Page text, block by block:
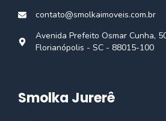
contato@smolkaimoveis.com.br
Avenida Prefeito Osmar Cunha,
Florianópolis - SC - 88015-100
Smolka Jurerê